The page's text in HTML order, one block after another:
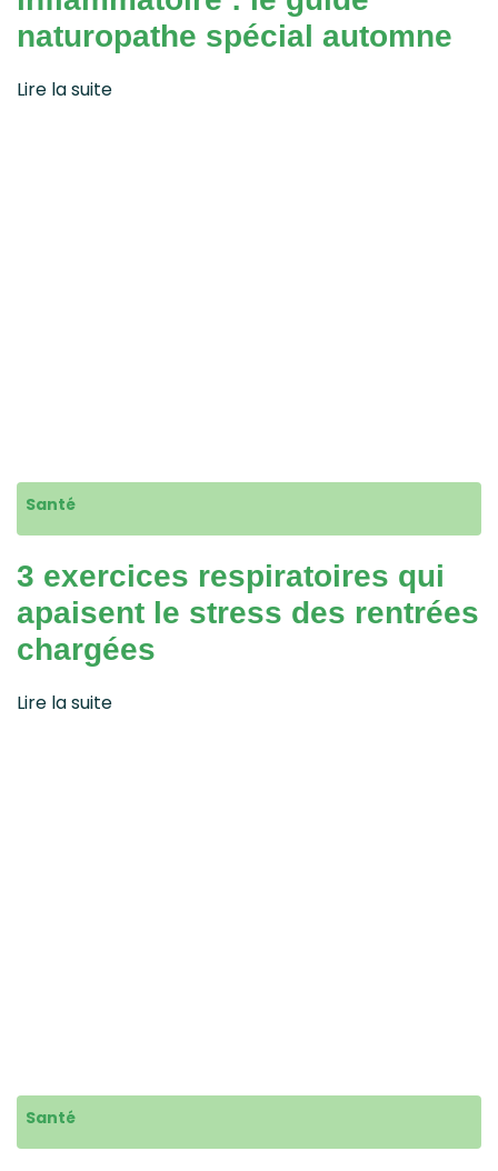
naturopathe spécial automne
Lire la suite
Santé
3 exercices respiratoires qui
apaisent le stress des rentrées
chargées
Lire la suite
Santé